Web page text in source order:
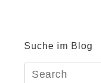
Suche im Blog